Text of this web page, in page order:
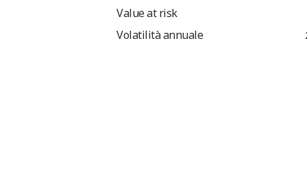
Value at risk
Volatilità annuale